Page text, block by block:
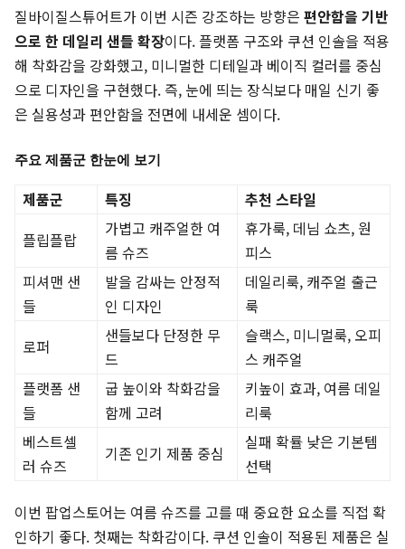
질바이질스튜어트가 이번 시즌 강조하는 방향은 편안함을 기반
으로 한 데일리 샌들 확장이다. 플랫폼 구조와 쿠션 인솔을 적용
해 착화감을 강화했고, 미니멀한 디테일과 베이직 컬러를 중심
으로 디자인을 구현했다. 즉, 눈에 띄는 장식보다 매일 신기 좋
은 실용성과 편안함을 전면에 내세운 셈이다.
주요 제품군 한눈에 보기
제품군 특징
추천 스타일
플립플랍
가볍고 캐주얼한 여
름 슈즈
휴가룩, 데님 쇼츠, 원
피스
피셔맨 샌
들
발을 감싸는 안정적
인 디자인
데일리룩, 캐주얼 출근
룩
로퍼
샌들보다 단정한 무
드
슬랙스, 미니멀룩, 오피
스 캐주얼
플랫폼 샌
들
굽 높이와 착화감을
함께 고려
키높이 효과, 여름 데일
리룩
베스트셀
러 슈즈
기존 인기 제품 중심
실패 확률 낮은 기본템
선택
이번 팝업스토어는 여름 슈즈를 고를 때 중요한 요소를 직접 확
인하기 좋다. 첫째는 착화감이다. 쿠션 인솔이 적용된 제품은 실